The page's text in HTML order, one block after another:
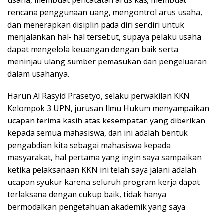
rencana penggunaan uang, mengontrol arus usaha,
dan menerapkan disiplin pada diri sendiri untuk
menjalankan hal- hal tersebut, supaya pelaku usaha
dapat mengelola keuangan dengan baik serta
meninjau ulang sumber pemasukan dan pengeluaran
dalam usahanya.
Harun Al Rasyid Prasetyo, selaku perwakilan KKN
Kelompok 3 UPN, jurusan Ilmu Hukum menyampaikan
ucapan terima kasih atas kesempatan yang diberikan
kepada semua mahasiswa, dan ini adalah bentuk
pengabdian kita sebagai mahasiswa kepada
masyarakat, hal pertama yang ingin saya sampaikan
ketika pelaksanaan KKN ini telah saya jalani adalah
ucapan syukur karena seluruh program kerja dapat
terlaksana dengan cukup baik, tidak hanya
bermodalkan pengetahuan akademik yang saya